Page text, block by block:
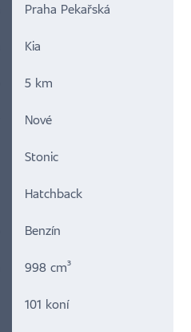
Praha Pekařská
Kia
5 km
Nové
Stonic
Hatchback
Benzín
998 cm³
101 koní